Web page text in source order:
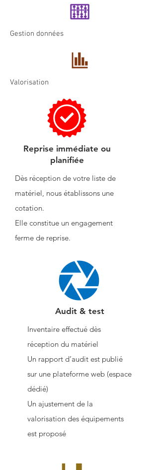
Gestion données
Valorisation
Reprise immédiate ou
planifiée
Dès réception de votre liste de
matériel, nous établissons une
cotation.
Elle constitue un engagement
ferme de reprise.
Audit & test
Inventaire effectué dès
réception du matériel
Un rapport d’audit est publié
sur une plateforme web (espace
dédié)
Un ajustement de la
valorisation des équipements
est proposé